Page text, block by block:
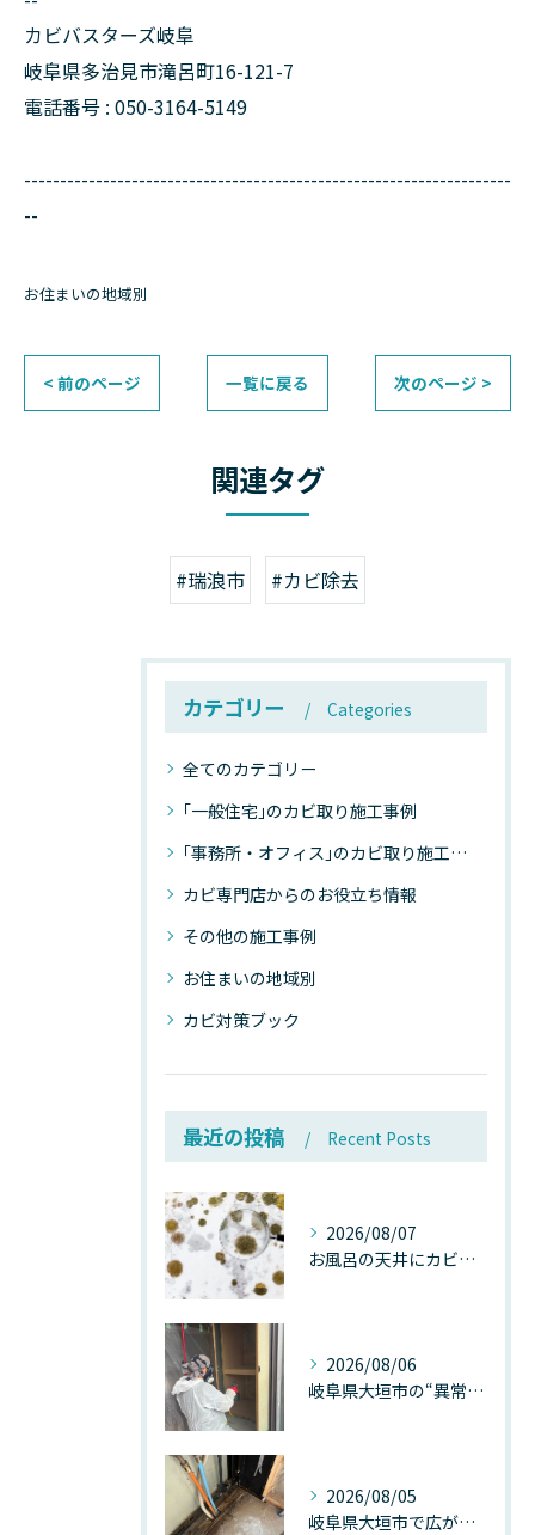
カビバスターズ岐阜
岐阜県多治見市滝呂町16-121-7
電話番号 : 050-3164-5149
--------------------------------------------------------------------
--
お住まいの地域別
< 前のページ 一覧に戻る 次のページ >
関連タグ
#瑞浪市 #カビ除去
カテゴリー Categories
全てのカテゴリー
｢一般住宅｣のカビ取り施工事例
｢事務所・オフィス｣のカビ取り施工事例
カビ専門店からのお役立ち情報
その他の施工事例
お住まいの地域別
カビ対策ブック
最近の投稿 Recent Posts
2026/08/07
お風呂の天井にカビが生えたら要注意！2026年8月の猛暑・高湿度で急増する浴室カビの原因と正しい対策
2026/08/06
岐阜県大垣市の“異常に高い気温”が建物内部を腐らせる──深層カビが爆発的に増える本当の理由
2026/08/05
岐阜県大垣市で広がる“深層カビ汚染”──なぜ除カビが必要なのか、建物内部で起きている見えない危機